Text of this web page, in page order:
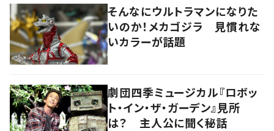
そんなにウルトラマンになりた
いのか！メカゴジラ 見慣れな
いカラーが話題
劇団四季ミュージカル『ロボッ
ト・イン・ザ・ガーデン』見所
は？ 主人公に聞く秘話